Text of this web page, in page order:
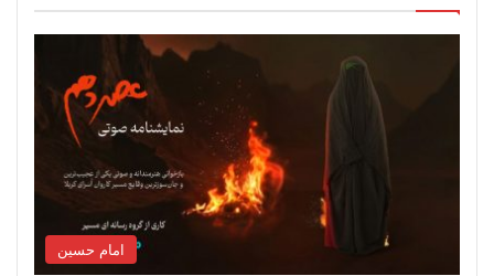
امام حسین